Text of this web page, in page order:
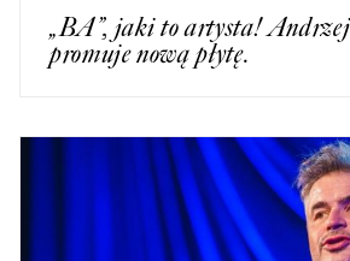
„BA”, jaki to artysta!
promuje nową płytę.